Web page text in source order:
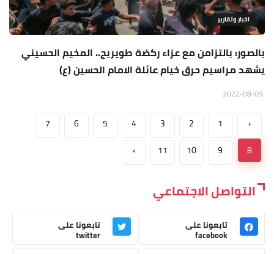
اخبار وتقارير
بالصور: بالتزامن مع عزاء ركضة طويريج.. المخيم الحسيني
يشهد مراسيم حرق خيام عائلة الامام الحسين (ع)
‹
1
2
3
4
5
6
7
8
9
10
11
›
التواصل الاجتماعي
تابعونا على
facebook
تابعونا على
twitter